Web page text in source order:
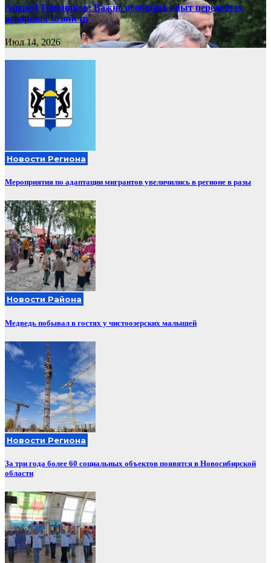
Андрей Травников: Важно обобщать опыт передовых
аграрных хозяйств
Июл 14, 2026
Новости Региона
Мероприятия по адаптации мигрантов увеличились в регионе в разы
Новости Района
Медведь побывал в гостях у чистоозерских малышей
Новости Региона
За три года более 60 социальных объектов появятся в Новосибирской
области